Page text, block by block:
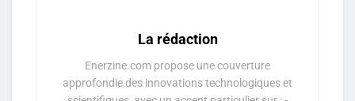
La rédaction
Enerzine.com propose une couverture
approfondie des innovations technologiques et